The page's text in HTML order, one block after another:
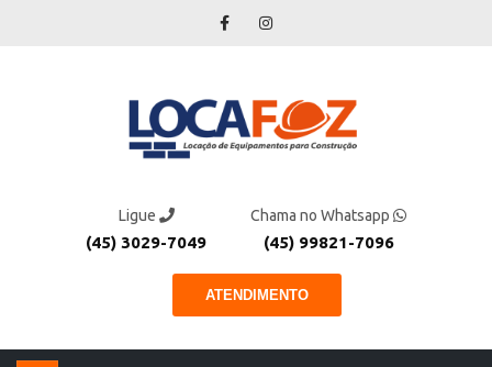
Ligue
(45) 3029-7049
Chama no Whatsapp
(45) 99821-7096
ATENDIMENTO